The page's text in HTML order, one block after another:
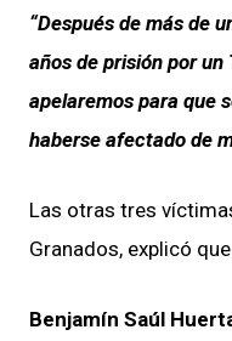
“Después de más de
años de prisión por
apelaremos para que
haberse afectado de
Las otras tres
Granados, explicó
Benjamín Saúl